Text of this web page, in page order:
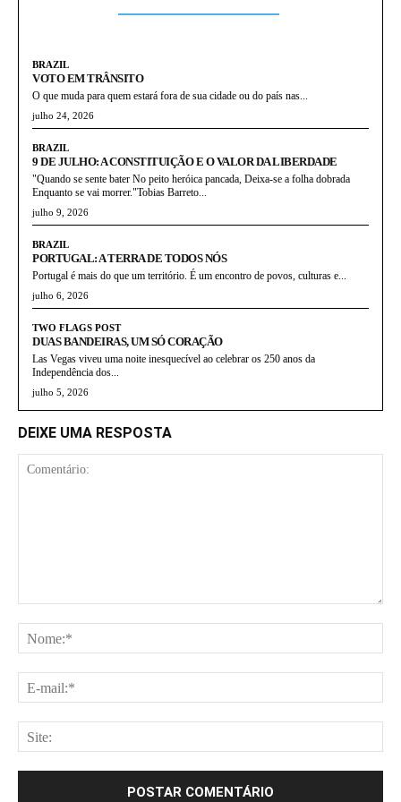
BRAZIL
VOTO EM TRÂNSITO
O que muda para quem estará fora de sua cidade ou do país nas...
julho 24, 2026
BRAZIL
9 DE JULHO: A CONSTITUIÇÃO E O VALOR DA LIBERDADE
"Quando se sente bater No peito heróica pancada, Deixa-se a folha dobrada
Enquanto se vai morrer."Tobias Barreto...
julho 9, 2026
BRAZIL
PORTUGAL: A TERRA DE TODOS NÓS
Portugal é mais do que um território. É um encontro de povos, culturas e...
julho 6, 2026
TWO FLAGS POST
DUAS BANDEIRAS, UM SÓ CORAÇÃO
Las Vegas viveu uma noite inesquecível ao celebrar os 250 anos da
Independência dos...
julho 5, 2026
DEIXE UMA RESPOSTA